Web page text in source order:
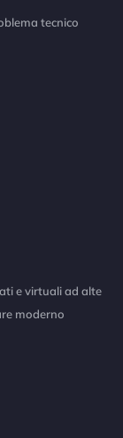
tecnico
e virtuali ad alte
moderno